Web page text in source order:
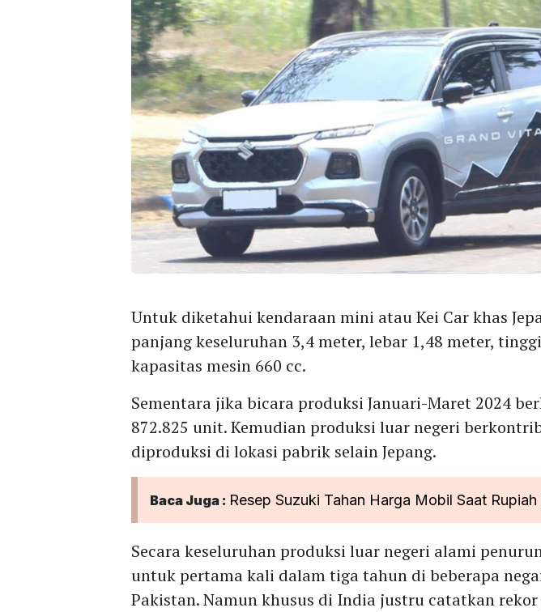
Untuk diketahui kendaraan mini atau Kei Car khas
panjang keseluruhan 3,4 meter, lebar 1,48 meter,
kapasitas mesin 660 cc.
Sementara jika bicara produksi Januari-Maret 2024
872.825 unit. Kemudian produksi luar negeri
diproduksi di lokasi pabrik selain Jepang.
Baca Juga : Resep Suzuki Tahan Harga Mobil Saat
Secara keseluruhan produksi luar negeri alami
untuk pertama kali dalam tiga tahun di beberapa
Pakistan. Namun khusus di India justru catatkan